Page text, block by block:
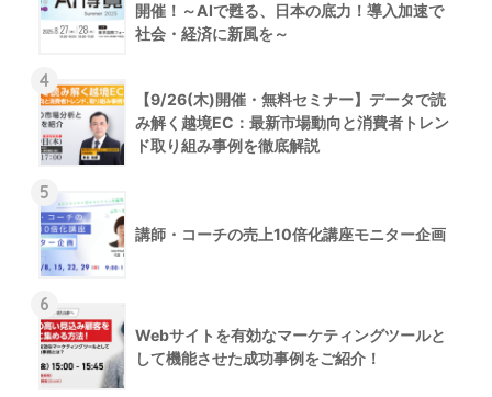
開催！～AIで甦る、日本の底力！導入加速で
社会・経済に新風を～
4
【9/26(木)開催・無料セミナー】データで読
み解く越境EC：最新市場動向と消費者トレン
ド取り組み事例を徹底解説
5
講師・コーチの売上10倍化講座モニター企画
6
Webサイトを有効なマーケティングツールと
して機能させた成功事例をご紹介！